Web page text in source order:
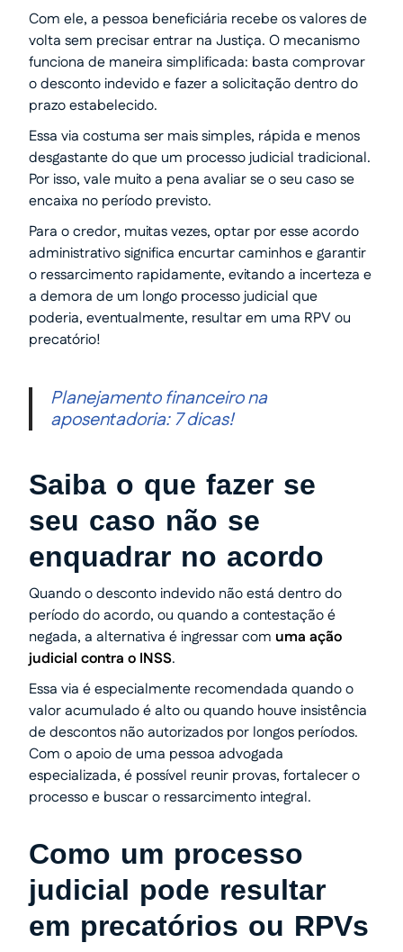
Com ele, a pessoa beneficiária recebe os valores de
volta sem precisar entrar na Justiça. O mecanismo
funciona de maneira simplificada: basta comprovar
o desconto indevido e fazer a solicitação dentro do
prazo estabelecido.
Essa via costuma ser mais simples, rápida e menos
desgastante do que um processo judicial tradicional.
Por isso, vale muito a pena avaliar se o seu caso se
encaixa no período previsto.
Para o credor, muitas vezes, optar por esse acordo
administrativo significa encurtar caminhos e garantir
o ressarcimento rapidamente, evitando a incerteza e
a demora de um longo processo judicial que
poderia, eventualmente, resultar em uma RPV ou
precatório!
Planejamento financeiro na
aposentadoria: 7 dicas!
Saiba o que fazer se
seu caso não se
enquadrar no acordo
Quando o desconto indevido não está dentro do
período do acordo, ou quando a contestação é
negada, a alternativa é ingressar com uma ação
judicial contra o INSS.
Essa via é especialmente recomendada quando o
valor acumulado é alto ou quando houve insistência
de descontos não autorizados por longos períodos.
Com o apoio de uma pessoa advogada
especializada, é possível reunir provas, fortalecer o
processo e buscar o ressarcimento integral.
Como um processo
judicial pode resultar
em precatórios ou RPVs